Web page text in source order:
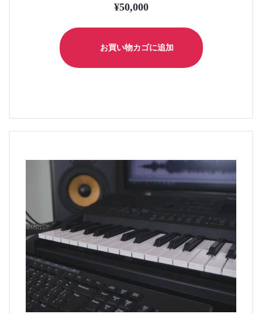
¥50,000
お買い物カゴに追加